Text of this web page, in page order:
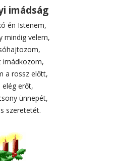
imádság
én Istenem,
mindig velem,
imádkozom,
a rossz előtt,
erőt,
ünnepét,
szeretetét.